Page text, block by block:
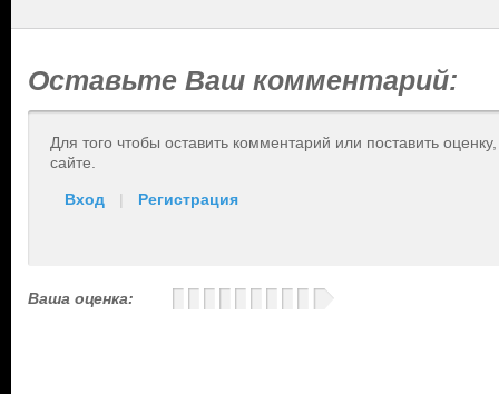
Оставьте Ваш комментарий:
Для того чтобы оставить комментарий или поставить
сайте.
Вход | Регистрация
Ваша оценка: